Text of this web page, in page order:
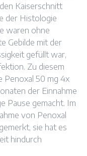
Kaiserschnitt
der Histologie
waren ohne
Gebilde mit der
gefüllt war,
Zu diesem
Penoxal 50 mg 4x
der Einnahme
Pause gemacht. Im
von Penoxal
sie hat es
hindurch